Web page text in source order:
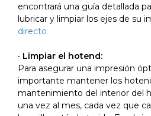
encontrará una guía detallada
lubricar y limpiar los ejes de su
directo
· Limpiar el hotend:
Para asegurar una impresión
importante mantener los
mantenimiento del interior del
una vez al mes, cada vez que